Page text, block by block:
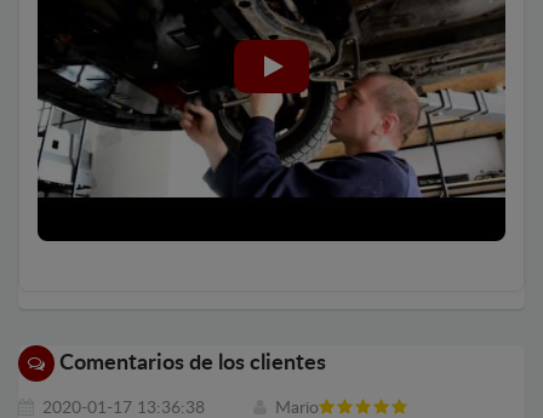
Comentarios de los clientes
2020-01-17 13:36:38 Mario